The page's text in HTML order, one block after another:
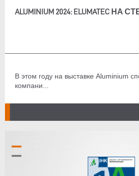
ALUMINIUM 2024: ELUMATEC НА
В этом году на выставке Aluminium
компани...